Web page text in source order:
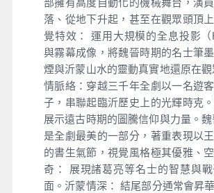
部擁有高度自動化的機械舞台，演
落、從地下升起，甚至在觀眾頭頂
覺特效： 運用大規模的全息投影（
與霧幕成像，將魏晉時期的名士筆
煙與沂蒙山水的靈動真實地還原在觀
情脈絡：穿越三千年全劇以一名遊
子，串聯起臨沂歷史上的光輝時克
展示遠古時期的圖騰信仰與力量。
是全劇最美的一部分，著重表現以
的書生氣節，視覺風格極其優雅、
奇： 展現諸葛亮等名士的智慧與
面。沂蒙情深： 結尾部分通常會昇